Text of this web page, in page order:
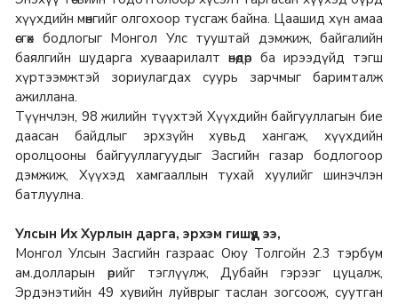
хүүхдийн мөнгийг олгохоор тусгаж байна. Цаашид хүн амаа
өсгөх бодлогыг Монгол Улс тууштай дэмжиж, байгалийн
баялгийн шударга хуваарилалт өнөөдөр ба ирээдүйд тэгш
хүртээмжтэй зориулагдах суурь зарчмыг баримталж
ажиллана.
Түүнчлэн, 98 жилийн түүхтэй Хүүхдийн байгууллагын бие
даасан байдлыг эрхзүйн хувьд хангаж, хүүхдийн
оролцооны байгууллагуудыг Засгийн газар бодлогоор
дэмжиж, Хүүхэд хамгааллын тухай хуулийг шинэчлэн
батлуулна.
Улсын Их Хурлын дарга, эрхэм гишүүд ээ,
Монгол Улсын Засгийн газраас Оюу Толгойн 2.3 тэрбум
ам.долларын өрийг тэглүүлж, Дубайн гэрээг цуцалж,
Эрдэнэтийн 49 хувийн луйврыг таслан зогсоож, суутган